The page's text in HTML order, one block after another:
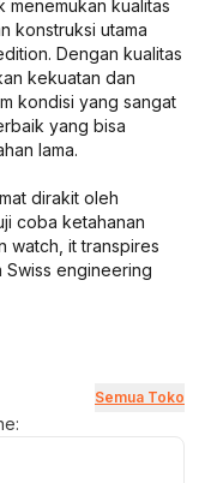
menemukan kualitas
konstruksi utama
Dengan kualitas
kekuatan dan
kondisi yang sangat
yang bisa
lama.
dirakit oleh
coba ketahanan
watch, it transpires
engineering
Semua Toko